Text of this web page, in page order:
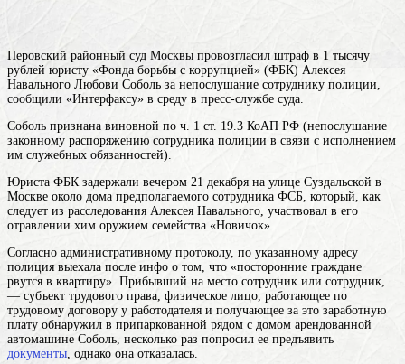
Перовский районный суд Москвы провозгласил штраф в 1 тысячу
рублей юристу «Фонда борьбы с коррупцией» (ФБК) Алексея
Навального Любови Соболь за непослушание сотруднику полиции,
сообщили «Интерфаксу» в среду в пресс-службе суда.
Соболь признана виновной по ч. 1 ст. 19.3 КоАП РФ (непослушание
законному распоряжению сотрудника полиции в связи с исполнением
им служебных обязанностей).
Юриста ФБК задержали вечером 21 декабря на улице Суздальской в
Москве около дома предполагаемого сотрудника ФСБ, который, как
следует из расследования Алексея Навального, участвовал в его
отравлении хим оружием семейства «Новичок».
Согласно административному протоколу, по указанному адресу
полиция выехала после инфо о том, что «посторонние граждане
рвутся в квартиру». Прибывший на место сотрудник или сотрудник,
— субъект трудового права, физическое лицо, работающее по
трудовому договору у работодателя и получающее за это заработную
плату обнаружил в припаркованной рядом с домом арендованной
автомашине Соболь, несколько раз попросил ее предъявить
документы , однако она отказалась.